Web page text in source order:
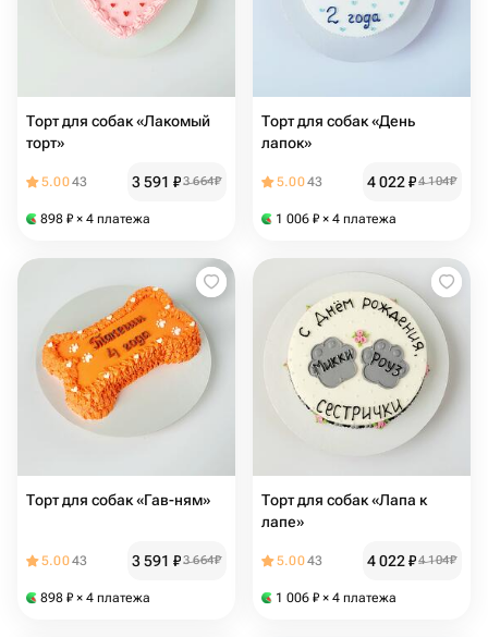
Торт для собак «Лакомый
торт»
5.0043 3 591 ₽3 664₽
898 ₽ × 4 платежа
Торт для собак «День
лапок»
5.0043 4 022₽4 104₽
1 006 ₽ × 4 платежа
Торт для собак «Гав-ням»
5.0043 3 591 ₽3 664₽
898 ₽ × 4 платежа
Торт для собак «Лапа к
лапе»
5.0043 4 022₽4 104₽
1 006 ₽ × 4 платежа